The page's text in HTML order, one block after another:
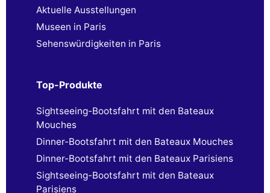
Aktuelle Ausstellungen
Museen in Paris
Sehenswürdigkeiten in Paris
Top-Produkte
Sightseeing-Bootsfahrt mit den Bateaux
Mouches
Dinner-Bootsfahrt mit den Bateaux Mouches
Dinner-Bootsfahrt mit den Bateaux Parisiens
Sightseeing-Bootsfahrt mit den Bateaux
Parisiens